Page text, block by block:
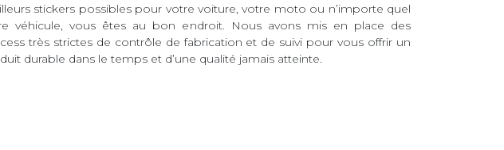
stickers possibles pour votre voiture, votre moto ou n’importe quel
véhicule, vous êtes au bon endroit. Nous avons mis en place des
très strictes de contrôle de fabrication et de suivi pour vous offrir un
durable dans le temps et d’une qualité jamais atteinte.